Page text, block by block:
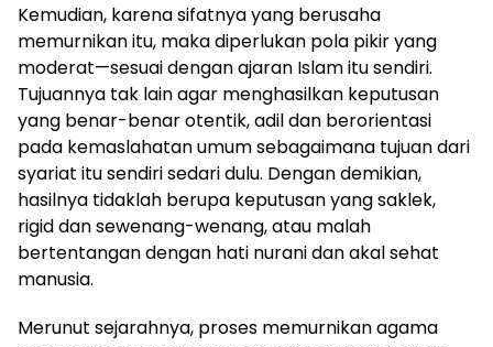
Kemudian, karena sifatnya yang berusaha
memurnikan itu, maka diperlukan pola pikir yang
moderat—sesuai dengan ajaran Islam itu sendiri.
Tujuannya tak lain agar menghasilkan keputusan
yang benar-benar otentik, adil dan berorientasi
pada kemaslahatan umum sebagaimana tujuan dari
syariat itu sendiri sedari dulu. Dengan demikian,
hasilnya tidaklah berupa keputusan yang saklek,
rigid dan sewenang-wenang, atau malah
bertentangan dengan hati nurani dan akal sehat
manusia.
Merunut sejarahnya, proses memurnikan agama